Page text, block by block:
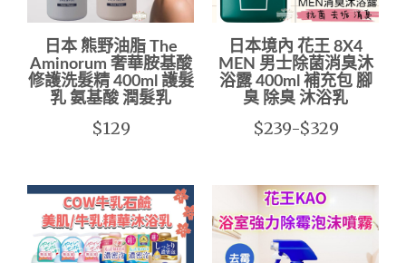
日本 熊野油脂 The
Aminorum 奢華胺基酸
修護洗髮精 400ml 護髮
乳 氨基酸 潤髮乳
$129
日本境內 花王 8X4
MEN 男士除菌消臭沐
浴露 400ml 補充包 腳
臭 除臭 沐浴乳
$239-$329